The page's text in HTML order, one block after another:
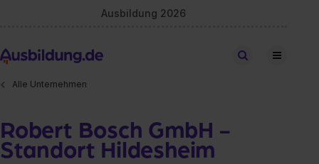
Ausbildung 2026
Stellen finden
Alle Unternehmen
Robert Bosch GmbH -
Standort Hildesheim